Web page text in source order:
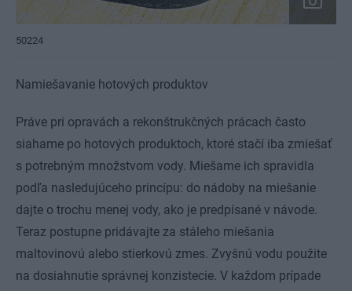
50224
Namiešavanie hotových produktov
Práve pri opravách a rekonštrukčných prácach často
siahame po hotových produktoch, ktoré stačí iba zmiešať
s potrebným množstvom vody. Miešame ich spravidla
podľa nasledujúceho princípu: do nádoby na miešanie
dajte o trochu menej vody, ako je predpísané v návode.
Teraz postupne pridávajte za stáleho miešania
maltovinovú alebo stierkovú zmes. Zvyšnú vodu použite
na dosiahnutie správnej konzistecie. V každom prípade